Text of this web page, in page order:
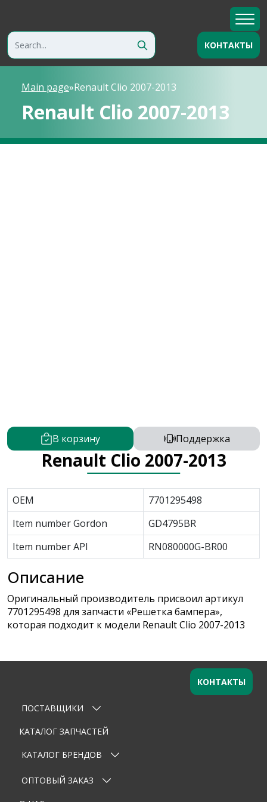
КОНТАКТЫ
Main page»Renault Clio 2007-2013
Renault Clio 2007-2013
В корзину Поддержка
Renault Clio 2007-2013
OEM
7701295498
Item number Gordon
GD4795BR
Item number API
RN080000G-BR00
Описание
Оригинальный производитель присвоил артикул
7701295498 для запчасти «Решетка бампера»,
которая подходит к модели Renault Clio 2007-2013
Оставьте заявку
Ваше имя
Email
Телефон
ПОСТАВЩИКИ
КАТАЛОГ ЗАПЧАСТЕЙ
КАТАЛОГ БРЕНДОВ
ОПТОВЫЙ ЗАКАЗ
КОНТАКТЫ